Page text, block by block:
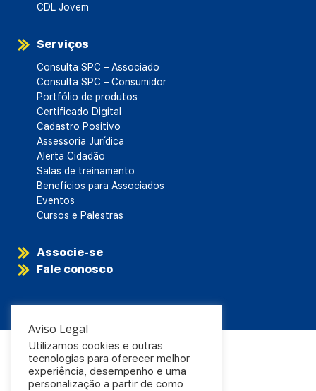
CDL Jovem
Serviços
Consulta SPC – Associado
Consulta SPC – Consumidor
Portfólio de produtos
Certificado Digital
Cadastro Positivo
Assessoria Jurídica
Alerta Cidadão
Salas de treinamento
Benefícios para Associados
Eventos
Cursos e Palestras
Associe-se
Fale conosco
Aviso Legal
Utilizamos cookies e outras
tecnologias para oferecer melhor
experiência, desempenho e uma
personalização a partir de como